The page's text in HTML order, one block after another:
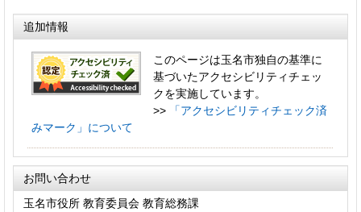
追加情報
このページは玉名市独自の基準に
基づいたアクセシビリティチェッ
クを実施しています。
>>
「アクセシビリティチェック済
みマーク」について
お問い合わせ
玉名市役所 教育委員会 教育総務課